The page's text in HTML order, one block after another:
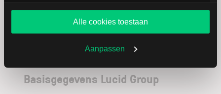
website blijft gebruiken.
Alle cookies toestaan
Aanpassen
Basisgegevens Lucid Group